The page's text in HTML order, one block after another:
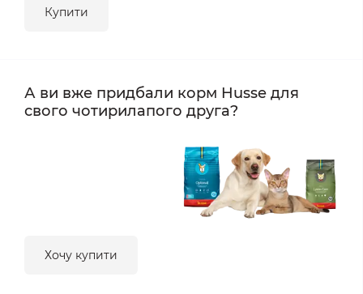
Купити
А ви вже придбали корм Husse для
свого чотирилапого друга?
Хочу купити